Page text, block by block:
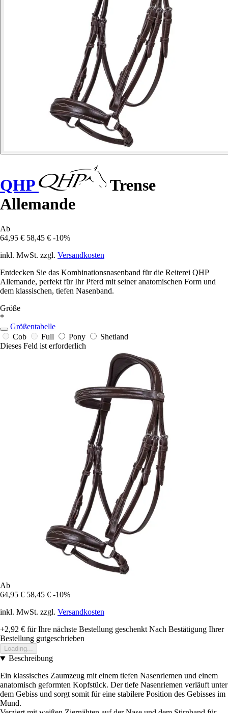
QHP
Trense
Allemande
Ab
64,95 € 58,45 € -10%
inkl. MwSt. zzgl. Versandkosten
Entdecken Sie das Kombinationsnasenband für die Reiterei QHP
Allemande, perfekt für Ihr Pferd mit seiner anatomischen Form und
dem klassischen, tiefen Nasenband.
Größe
*
Größentabelle
Cob
Full Pony
Shetland
Dieses Feld ist erforderlich
Ab
64,95 € 58,45 € -10%
inkl. MwSt. zzgl. Versandkosten
+2,92 € für Ihre nächste Bestellung geschenkt Nach Bestätigung Ihrer
Bestellung gutgeschrieben
Loading...
Beschreibung
Ein klassisches Zaumzeug mit einem tiefen Nasenriemen und einem
anatomisch geformten Kopfstück. Der tiefe Nasenriemen verläuft unter
dem Gebiss und sorgt somit für eine stabilere Position des Gebisses im
Mund.